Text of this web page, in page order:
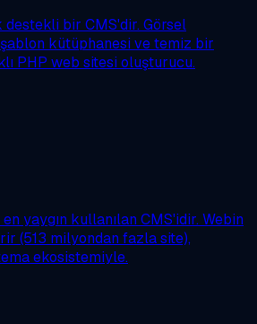
destekli bir CMS'dir. Görsel
kütüphanesi ve temiz bir
PHP web sitesi oluşturucu.
yaygın kullanılan CMS'idir. Webin
(513 milyondan fazla site),
ekosistemiyle.